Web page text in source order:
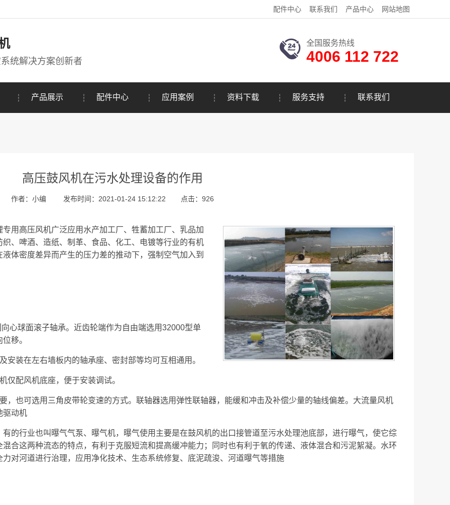
配件中心 联系我们 产品中心 网站地图
统解决方案创新者
全国服务热线
4006 112 722
产品展示 配件中心 应用案例 资料下载 服务支持 联系我们
高压鼓风机在污水处理设备的作用
作者：小编 发布时间：2021-01-24 15:12:22 点击： 926
高压风机广泛应用水产加工厂、牲蓄加工厂、乳品加
、啤酒、造纸、制革、食品、化工、电镀等行业的有机
体密度差异而产生的压力差的推动下，强制空气加入到
心球面滚子轴承。近齿轮端作为自由端选用32000型单
移。
装在左右墙板内的轴承座、密封部等均可互相通用。
仅配风机底座，便于安装调试。
，也可选用三角皮带轮变速的方式。联轴器选用弹性联轴器，能缓和冲击及补偿少量的轴线偏差。大流量风机
驱动机
行业也叫曝气气泵、曝气机，曝气使用主要是在鼓风机的出口接管道至污水处理池底部，进行曝气，使它综
合这两种流态的特点，有利于克服短流和提高缓冲能力；同时也有利于氧的传递、液体混合和污泥絮凝。水环
对河道进行治理，应用净化技术、生态系统修复、底泥疏浚、河道曝气等措施